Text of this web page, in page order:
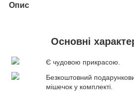
Опис
Основні
Є чудовою прикрасою.
Безкоштовний
мішечок у комплекті.